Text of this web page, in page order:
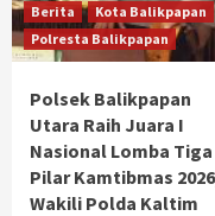
Berita
Kota Balikpapan
Polresta Balikpapan
Polsek Balikpapan
Utara Raih Juara I
Nasional Lomba Tiga
Pilar Kamtibmas
Wakili Polda Kaltim